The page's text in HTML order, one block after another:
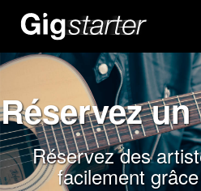
Réservez un
Réservez des
facilement